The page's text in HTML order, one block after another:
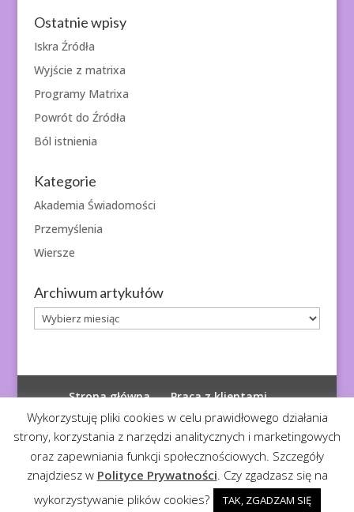
Ostatnie wpisy
Iskra Źródła
Wyjście z matrixa
Programy Matrixa
Powrót do Źródła
Ból istnienia
Kategorie
Akademia Świadomości
Przemyślenia
Wiersze
Archiwum artykułów
Archiwum
artykułów
Strona główna
Praca z klientami
Polityka prywatności
© 2026 Diagnoza Duszy| Kopiowanie zabronione
Realizacja:Serwis4U - Narzędzia dla eMarketera
Wykorzystuję pliki cookies w celu prawidłowego działania
strony, korzystania z narzędzi analitycznych i marketingowych
oraz zapewniania funkcji społecznościowych. Szczegóły
znajdziesz w Polityce Prywatności. Czy zgadzasz się na
wykorzystywanie plików cookies?
TAK, ZGADZAM SIĘ